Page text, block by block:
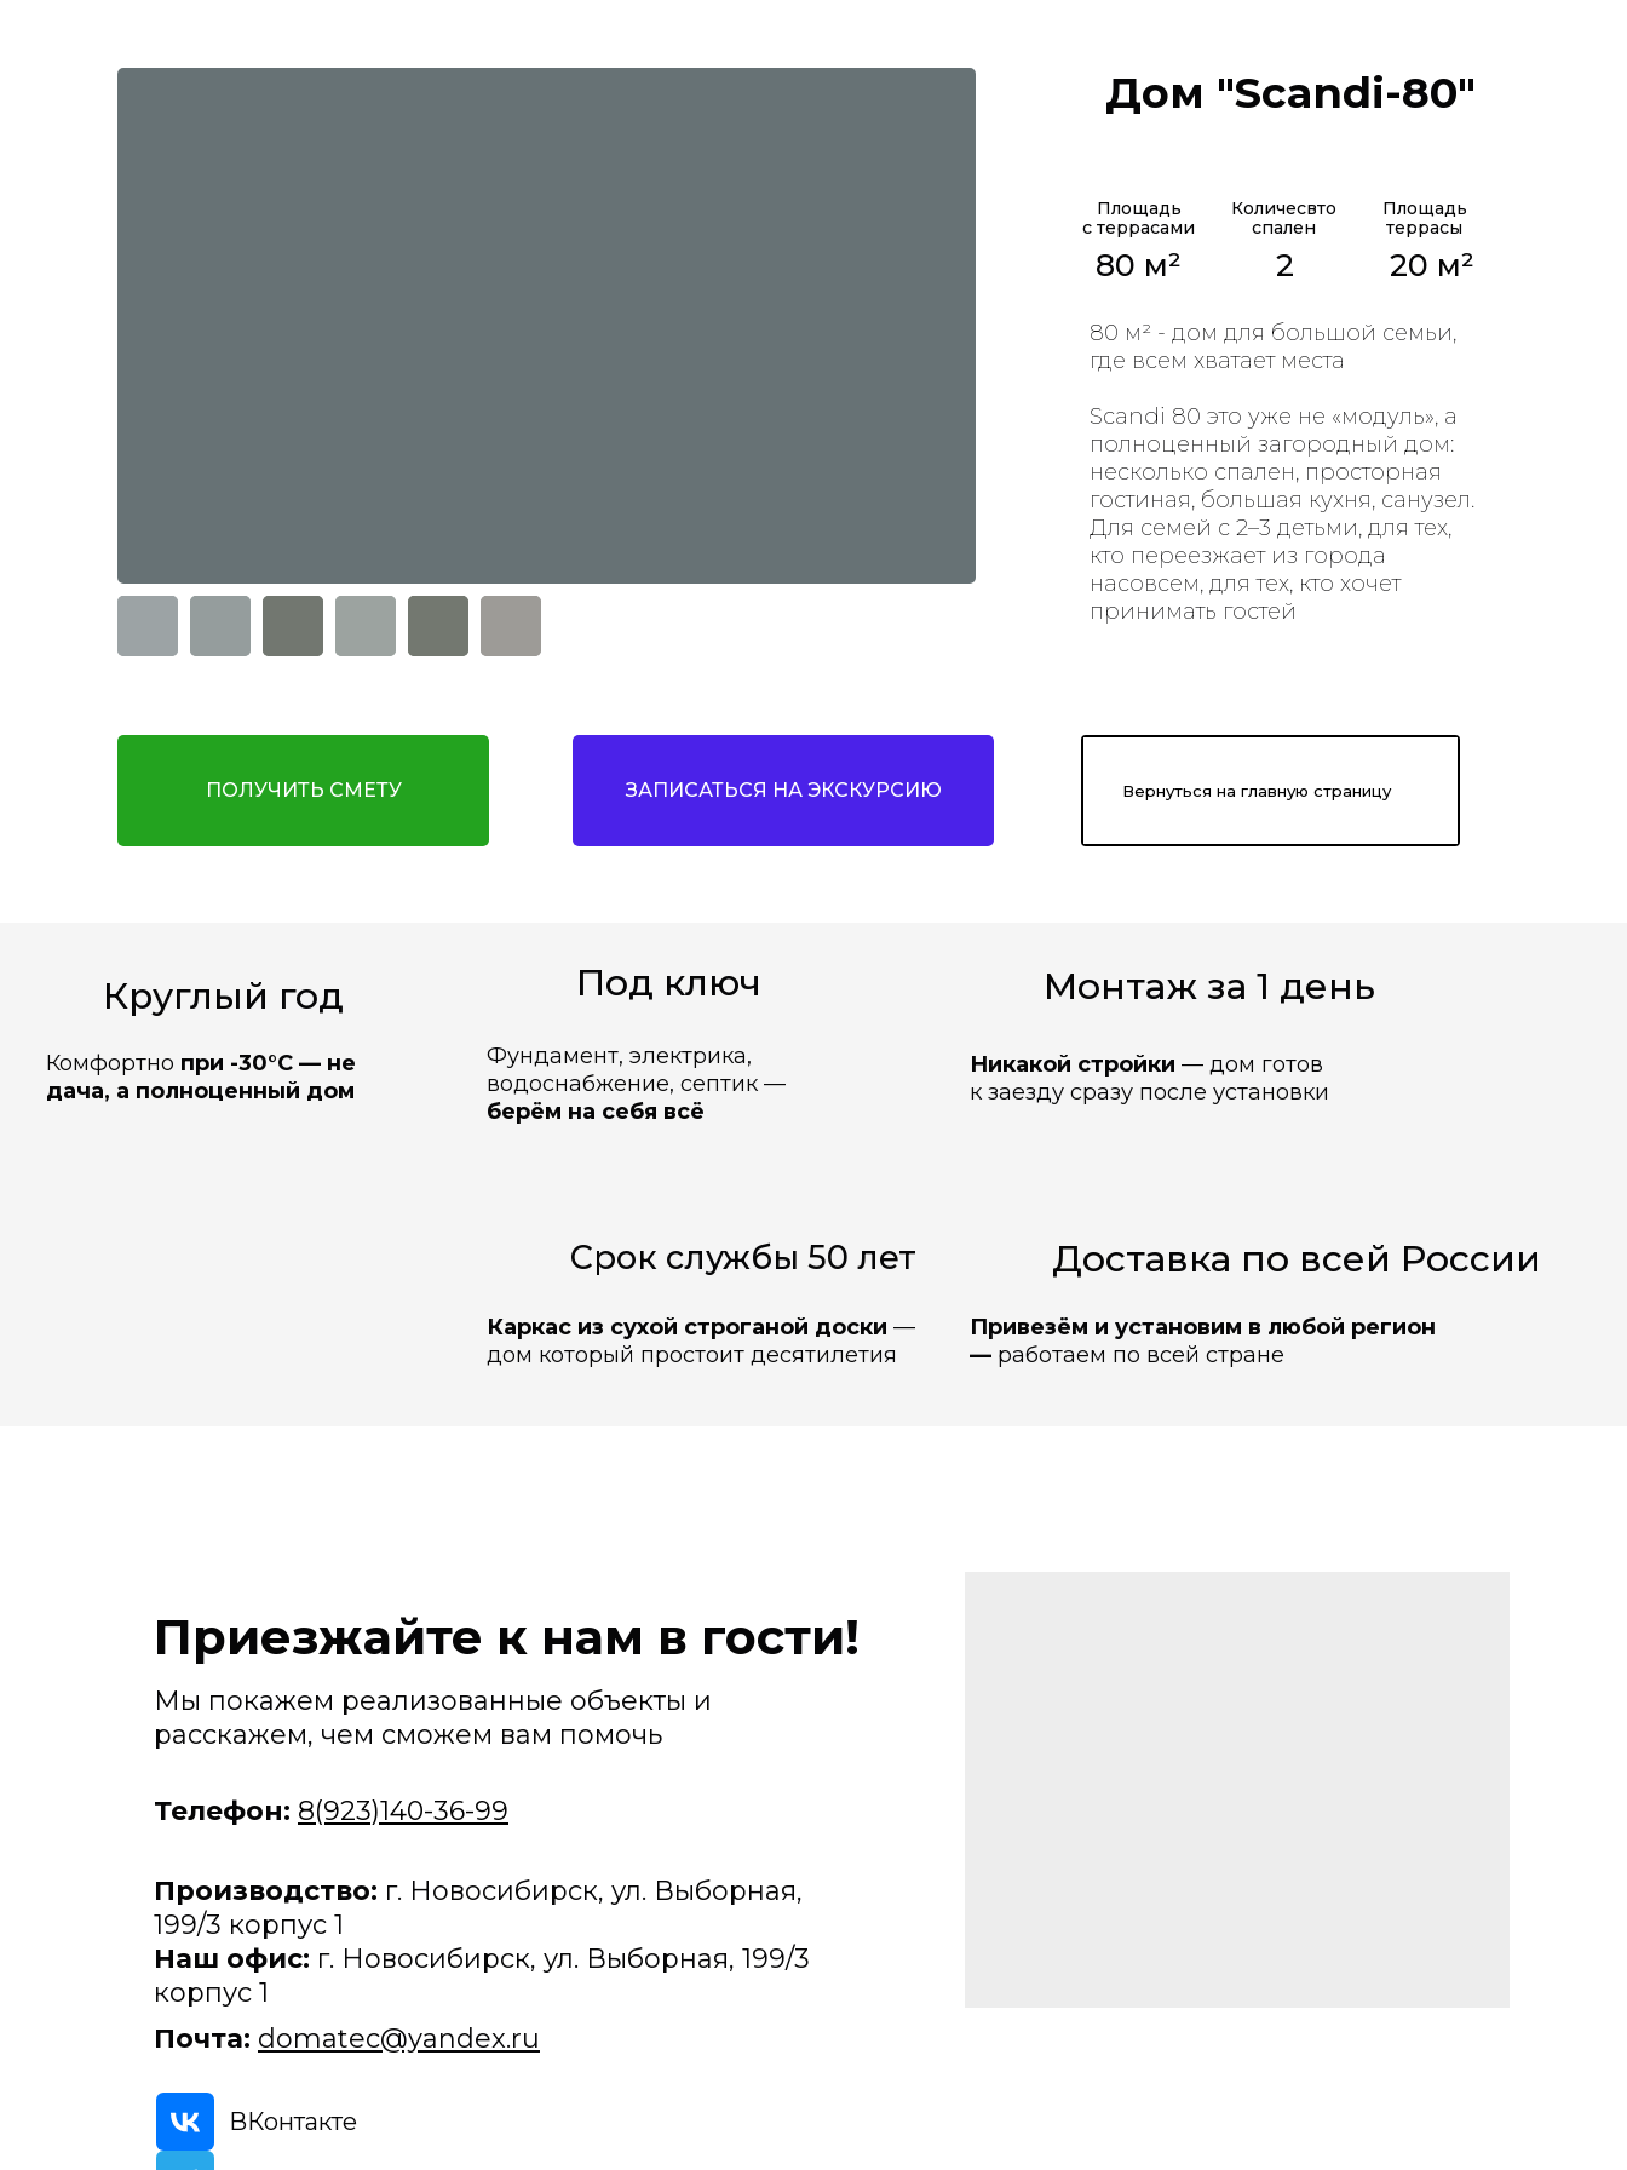
ЗАПИСАТЬСЯ НА ЭКСКУРСИЮ Вернуться на главную страницу
ПОЛУЧИТЬ СМЕТУ
80 м² - дом для большой семьи,
где всем хватает места
Scandi 80 это уже не «модуль», а
полноценный загородный дом:
несколько спален, просторная
гостиная, большая кухня, санузел.
Для семей с 2–3 детьми, для тех,
кто переезжает из города
насовсем, для тех, кто хочет
принимать гостей
20 м²
Площадь
террасы
2
Количесвто
спален
80 м²
Площадь
с террасами
Дом "Scandi-80"
Монтаж за 1 день
Доставка по всей России
Срок службы 50 лет
Под ключ
Круглый год
Никакой стройки — дом готов
к заезду сразу после установки
Привезём и установим в любой регион
— работаем по всей стране
Каркас из сухой строганой доски —
дом который простоит десятилетия
Фундамент, электрика,
водоснабжение, септик —
берём на себя всё
Комфортно при -30°C — не
дача, а полноценный дом
Приезжайте к нам в гости!
Мы покажем реализованные объекты и
расскажем, чем сможем вам помочь
Телефон: 8(923)140-36-99
Производство: г. Новосибирск, ул. Выборная,
199/3 корпус 1
Наш офис: г. Новосибирск, ул. Выборная, 199/3
корпус 1
Почта: domatec@yandex.ru
ВКонтакте